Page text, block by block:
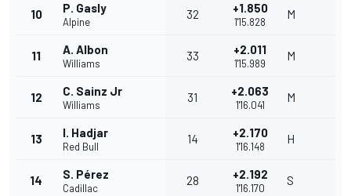
10 P. Gasly
Alpine
32 +1.850
1'15.828
M
11 A. Albon
Williams
33 +2.011
1'15.989
M
12 C. Sainz Jr
Williams
31 +2.063
1'16.041
M
13 I. Hadjar
Red Bull
14 +2.170
1'16.148
H
14 S. Pérez
Cadillac
28 +2.192
1'16.170
S